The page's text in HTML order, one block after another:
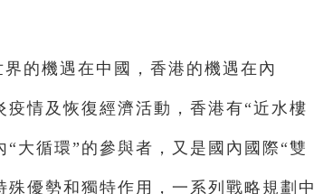
的機遇在中國，香港的機遇在內
情及恢復經濟活動，香港有“近水樓
大循環”的參與者，又是國內國際“雙
優勢和獨特作用，一系列戰略規劃中